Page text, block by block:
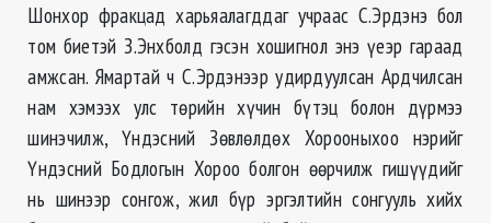
Шонхор фракцад харьяалагддаг учраас С.Эрдэнэ бол
том биетэй З.Энхболд гэсэн хошигнол энэ үеэр гараад
амжсан. Ямартай ч С.Эрдэнээр удирдуулсан Ардчилсан
нам хэмээх улс төрийн хүчин бүтэц болон дүрмээ
шинэчилж, Үндэсний Зөвлөлдөх Хорооныхоо нэрийг
Үндэсний Бодлогын Хороо болгон өөрчилж гишүүдийг
нь шинээр сонгож, жил бүр эргэлтийн сонгууль хийх